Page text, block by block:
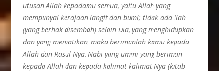
utusan Allah kepadamu semua, yaitu Allah yang
mempunyai kerajaan langit dan bumi; tidak ada Ilah
(yang berhak disembah) selain Dia, yang menghidupkan
dan yang mematikan, maka berimanlah kamu kepada
Allah dan Rasul-Nya, Nabi yang ummi yang beriman
kepada Allah dan kepada kalimat-kalimat-Nya (kitab-